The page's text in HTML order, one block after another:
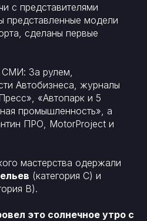
с представителями
представленные модели
сделаны первые
СМИ: За рулем,
Автобизнеса, журналы
«Автопарк и 5
промышленность», а
ПРО, MotorProject и
мастерства одержали
(категория С) и
В).
это солнечное утро с